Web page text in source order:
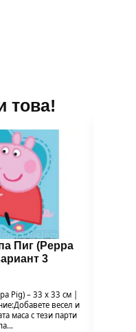
това!
Пиг (Peppa
3
Pig) – 33 x 33 см |
весел и
маса с тези парти